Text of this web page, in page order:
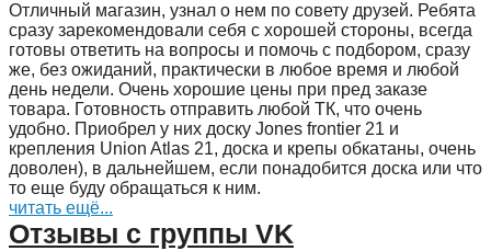
Отличный магазин, узнал о нем по совету друзей. Ребята
сразу зарекомендовали себя с хорошей стороны, всегда
готовы ответить на вопросы и помочь с подбором, сразу
же, без ожиданий, практически в любое время и любой
день недели. Очень хорошие цены при пред заказе
товара. Готовность отправить любой ТК, что очень
удобно. Приобрел у них доску Jones frontier 21 и
крепления Union Atlas 21, доска и крепы обкатаны, очень
доволен), в дальнейшем, если понадобится доска или что
то еще буду обращаться к ним.
читать ещё...
Отзывы с группы VK